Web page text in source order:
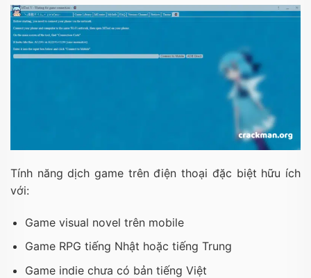
Tính năng dịch game trên điện thoại đặc biệt hữu ích
với:
Game visual novel trên mobile
Game RPG tiếng Nhật hoặc tiếng Trung
Game indie chưa có bản tiếng Việt